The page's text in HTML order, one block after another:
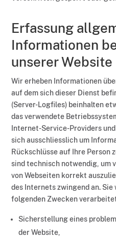
Erfassung
Informationen
unserer Website
Wir erheben Informationen
auf dem sich dieser Dienst
(Server-Logfiles) beinhalten
das verwendete
Internet-Service-Providers
sich ausschliesslich um
Rückschlüsse auf Ihre Person
sind technisch notwendig, um
von Webseiten korrekt
des Internets zwingend an. Sie
folgenden Zwecken
Sicherstellung eines
der Website,